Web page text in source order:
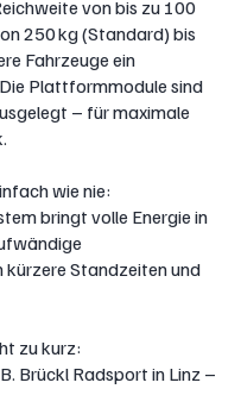
von bis zu 100
250 kg (Standard) bis
Fahrzeuge ein
Plattformmodule sind
– für maximale
wie nie:
bringt volle Energie in
Standzeiten und
zu kurz:
Brückl Radsport in Linz –